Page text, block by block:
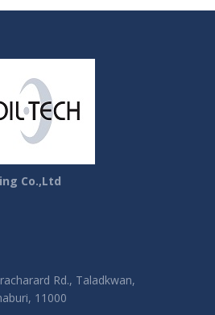
Co.,Ltd
Rd., Taladkwan,
11000